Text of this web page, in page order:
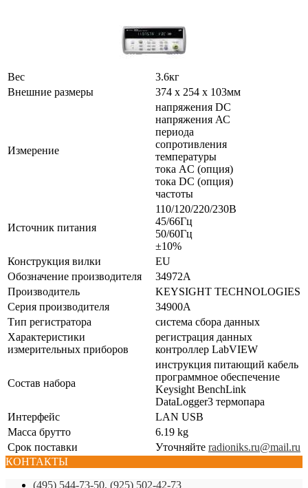
Вес
3.6кг
Внешние размеры
374 x 254 x 103мм
Измерение
напряжения DC
напряжения АС
периода
сопротивления
температуры
тока AC (опция)
тока DC (опция)
частоты
Источник питания
110/120/220/230В
45/66Гц
50/60Гц
±10%
Конструкция вилки
EU
Обозначение производителя
34972A
Производитель
KEYSIGHT TECHNOLOGIES
Серия производителя
34900A
Тип регистратора
система сбора данных
Характеристики
измерительных приборов
регистрация данных
контроллер LabVIEW
Состав набора
инструкция питающий кабель
программное обеспечение
Keysight BenchLink
DataLogger3 термопара
Интерфейс
LAN USB
Масса брутто
6.19 kg
Срок поставки
Уточняйте radioniks.ru@mail.ru
КОНТАКТЫ
(495) 544-73-50, (925) 502-42-73